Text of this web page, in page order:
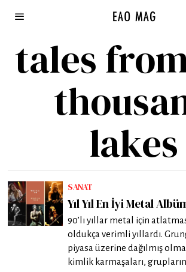
tales
lakes
SANAT
Yıl Yıl En İyi Metal
90’lı yıllar metal için
oldukça verimli yıllardı.
piyasa üzerine dağılmış
kimlik karmaşaları, grupların